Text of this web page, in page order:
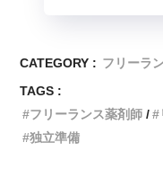
CATEGORY : フリーラ
TAGS :
フリーランス薬剤師
独立準備